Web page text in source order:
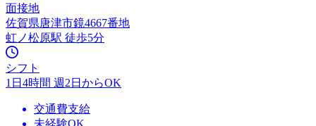
面接地
佐賀県唐津市鏡4667番地
虹ノ松原駅 徒歩5分
シフト
1日4時間 週2日からOK
交通費支給
未経験OK